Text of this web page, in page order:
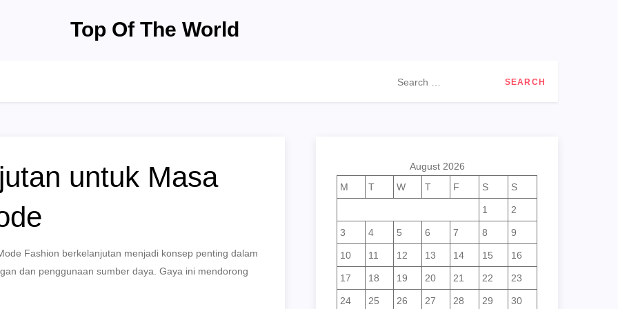
Top Of The World
for:
untuk Masa
Fashion berkelanjutan menjadi konsep penting dalam
dan penggunaan sumber daya. Gaya ini mendorong
August 2026
M
T W T F S S
1 2
3 4 5 6 7 8 9
10 11 12 13 14 15 16
17 18 19 20 21 22 23
24 25 26 27 28 29 30